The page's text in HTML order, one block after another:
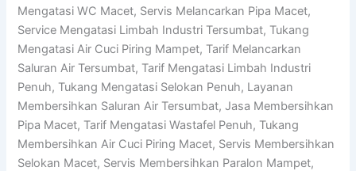
Mengatasi WC Macet, Servis Melancarkan Pipa Macet,
Service Mengatasi Limbah Industri Tersumbat, Tukang
Mengatasi Air Cuci Piring Mampet, Tarif Melancarkan
Saluran Air Tersumbat, Tarif Mengatasi Limbah Industri
Penuh, Tukang Mengatasi Selokan Penuh, Layanan
Membersihkan Saluran Air Tersumbat, Jasa Membersihkan
Pipa Macet, Tarif Mengatasi Wastafel Penuh, Tukang
Membersihkan Air Cuci Piring Macet, Servis Membersihkan
Selokan Macet, Servis Membersihkan Paralon Mampet,